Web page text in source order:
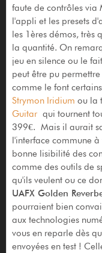
faute de contrôles via
l'appli et les presets
les 1ères démos,
la quantité. On
jeu en silence ou le
peut être pu
comme le font
Strymon Iridium ou la
Guitarqui tournent
399€. Mais il aurait
l'interface commune à
bonne lisibilité des
comme des outils de
qu'ils veulent ou ce
UAFX Golden
pourraient bien
aux technologies
vous en reparle dès
envoyées en test !